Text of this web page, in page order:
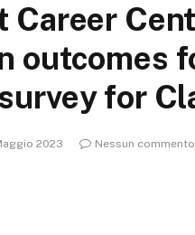
Career
outcomes
for
2023 Nessun commento